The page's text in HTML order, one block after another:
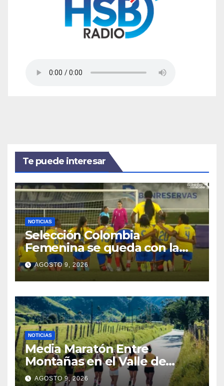
Te puede interesar
NOTICIAS
Selección Colombia
Femenina se queda con la
plata: dramática derrota ante
México en los Juegos
Centroamericanos y del
Caribe
AGOSTO 9, 2026
NOTICIAS
Media Maratón Entre
Montañas en el Valle de
Cocora: Fechas, rutas y todo
AGOSTO 9, 2026